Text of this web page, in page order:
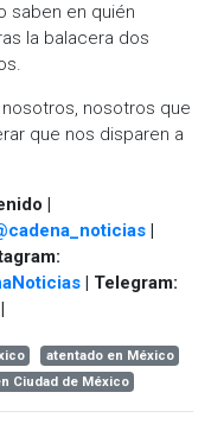
saben en quién
la balacera dos
nosotros que
que nos disparen a
|
|
| Telegram:
|
atentado en México
Ciudad de México